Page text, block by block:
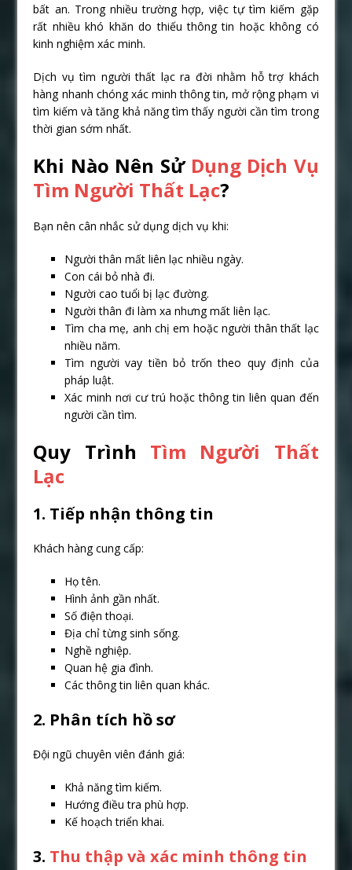
bất an. Trong nhiều trường hợp, việc tự tìm kiếm gặp
rất nhiều khó khăn do thiếu thông tin hoặc không có
kinh nghiệm xác minh.
Dịch vụ tìm người thất lạc ra đời nhằm hỗ trợ khách
hàng nhanh chóng xác minh thông tin, mở rộng phạm vi
tìm kiếm và tăng khả năng tìm thấy người cần tìm trong
thời gian sớm nhất.
Khi Nào Nên Sử Dụng Dịch Vụ
Tìm Người Thất Lạc?
Bạn nên cân nhắc sử dụng dịch vụ khi:
Người thân mất liên lạc nhiều ngày.
Con cái bỏ nhà đi.
Người cao tuổi bị lạc đường.
Người thân đi làm xa nhưng mất liên lạc.
Tìm cha mẹ, anh chị em hoặc người thân thất lạc
nhiều năm.
Tìm người vay tiền bỏ trốn theo quy định của
pháp luật.
Xác minh nơi cư trú hoặc thông tin liên quan đến
người cần tìm.
Quy Trình Tìm Người Thất
Lạc
1. Tiếp nhận thông tin
Khách hàng cung cấp:
Họ tên.
Hình ảnh gần nhất.
Số điện thoại.
Địa chỉ từng sinh sống.
Nghề nghiệp.
Quan hệ gia đình.
Các thông tin liên quan khác.
2. Phân tích hồ sơ
Đội ngũ chuyên viên đánh giá:
Khả năng tìm kiếm.
Hướng điều tra phù hợp.
Kế hoạch triển khai.
3. Thu thập và xác minh thông tin